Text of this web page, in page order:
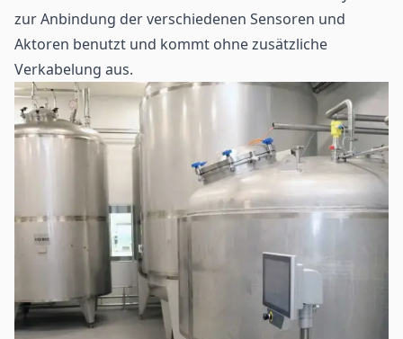
zur Anbindung der verschiedenen Sensoren und
Aktoren benutzt und kommt ohne zusätzliche
Verkabelung aus.